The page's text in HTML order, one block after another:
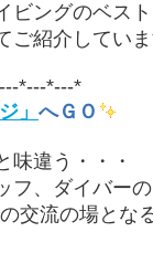
ビングのベス
ご紹介してい
*---*---*
」 へＧＯ
味違う・・・
フ、ダイバー
交流の場とな